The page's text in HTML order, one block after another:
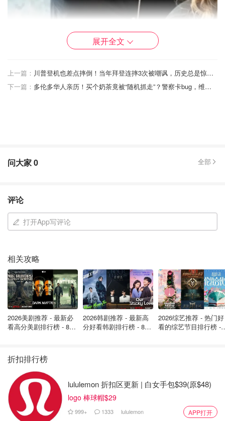
在瘦下来之后，Amy在tiktok发布了多个视频，炫耀瘦身效
果：
展开全文
上一篇：
川普登机也差点摔倒！当年拜登连摔3次被嘲讽，历史总是惊人的相似😂
下一篇：
多伦多华人亲历！买个奶茶竟被“随机抓走”？警察卡bug，维权都难！
问大家0 全部
评论
打开App写评论
相关攻略
2026美剧推荐 - 最新必
看高分美剧排行榜 - 8月
2026韩剧推荐 - 最新高
分好看韩剧排行榜 - 8月
2026综艺推荐 - 热门好
看的综艺节目排行榜 -
折扣排行榜
lululemon 折扣区更新 | 白女手包$39(原$48)
logo 棒球帽$29
999+ 1333 lululemon APP打开